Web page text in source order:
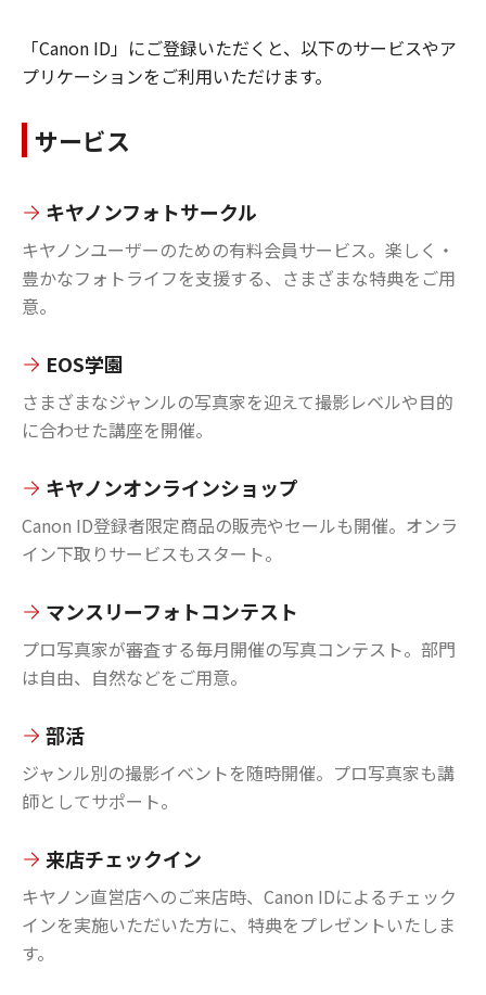
「Canon ID」にご登録いただくと、以下のサービスやア
プリケーションをご利用いただけます。
サービス
キヤノンフォトサークル
キヤノンユーザーのための有料会員サービス。楽しく・
豊かなフォトライフを支援する、さまざまな特典をご用
意。
EOS学園
さまざまなジャンルの写真家を迎えて撮影レベルや目的
に合わせた講座を開催。
キヤノンオンラインショップ
Canon ID登録者限定商品の販売やセールも開催。オンラ
イン下取りサービスもスタート。
マンスリーフォトコンテスト
プロ写真家が審査する毎月開催の写真コンテスト。部門
は自由、自然などをご用意。
部活
ジャンル別の撮影イベントを随時開催。プロ写真家も講
師としてサポート。
来店チェックイン
キヤノン直営店へのご来店時、Canon IDによるチェック
インを実施いただいた方に、特典をプレゼントいたしま
す。